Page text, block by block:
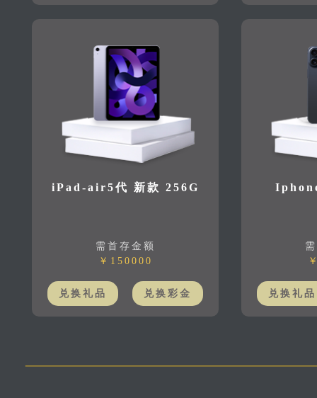
iPad-air5代 新款 256G
需首存金额
￥150000
兑换礼品 兑换彩金 兑换礼品